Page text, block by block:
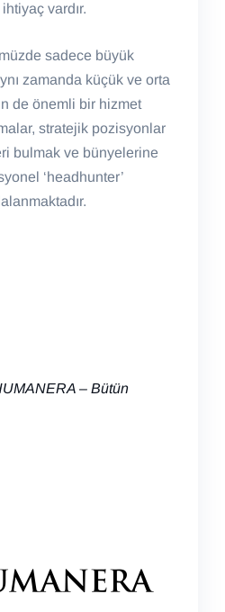
vardır.
sadece büyük
zamanda küçük ve orta
de önemli bir hizmet
stratejik pozisyonlar
bulmak ve bünyelerine
‘headhunter’
– Bütün